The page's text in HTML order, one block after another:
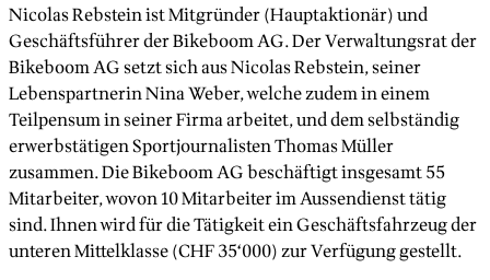
Nicolas Rebstein ist Mitgründer (Hauptaktionär) und
Geschäftsführer der Bikeboom AG. Der Verwaltungsrat der
Bikeboom AG setzt sich aus Nicolas Rebstein, seiner
Lebenspartnerin Nina Weber, welche zudem in einem
Teilpensum in seiner Firma arbeitet, und dem selbständig
erwerbstätigen Sportjournalisten Thomas Müller
zusammen. Die Bikeboom AG beschäftigt insgesamt 55
Mitarbeiter, wovon 10 Mitarbeiter im Aussendienst tätig
sind. Ihnen wird für die Tätigkeit ein Geschäftsfahrzeug der
unteren Mittelklasse (CHF 35‘000) zur Verfügung gestellt.